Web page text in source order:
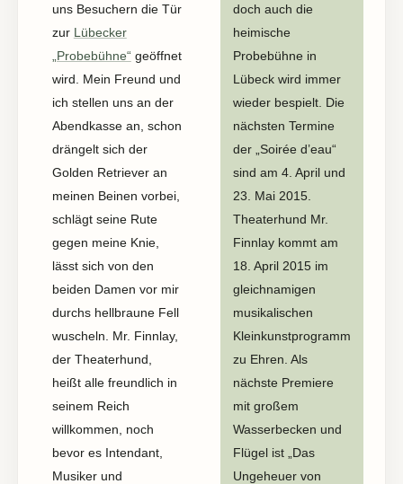
uns Besuchern die Tür
zur Lübecker
„Probebühne“ geöffnet
wird. Mein Freund und
ich stellen uns an der
Abendkasse an, schon
drängelt sich der
Golden Retriever an
meinen Beinen vorbei,
schlägt seine Rute
gegen meine Knie,
lässt sich von den
beiden Damen vor mir
durchs hellbraune Fell
wuscheln. Mr. Finnlay,
der Theaterhund,
heißt alle freundlich in
seinem Reich
willkommen, noch
bevor es Intendant,
Musiker und
doch auch die
heimische
Probebühne in
Lübeck wird immer
wieder bespielt. Die
nächsten Termine
der „Soirée d’eau“
sind am 4. April und
23. Mai 2015.
Theaterhund Mr.
Finnlay kommt am
18. April 2015 im
gleichnamigen
musikalischen
Kleinkunstprogramm
zu Ehren. Als
nächste Premiere
mit großem
Wasserbecken und
Flügel ist „Das
Ungeheuer von